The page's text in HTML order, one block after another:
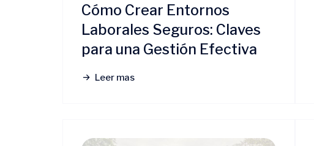
Cómo Crear Entornos
Laborales Seguros: Claves
para una Gestión Efectiva
Leer mas